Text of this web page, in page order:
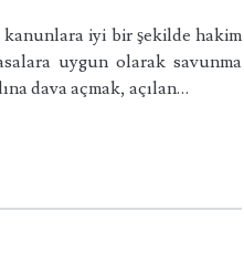
iyi bir şekilde hakim
uygun olarak savunma
dava açmak, açılan…